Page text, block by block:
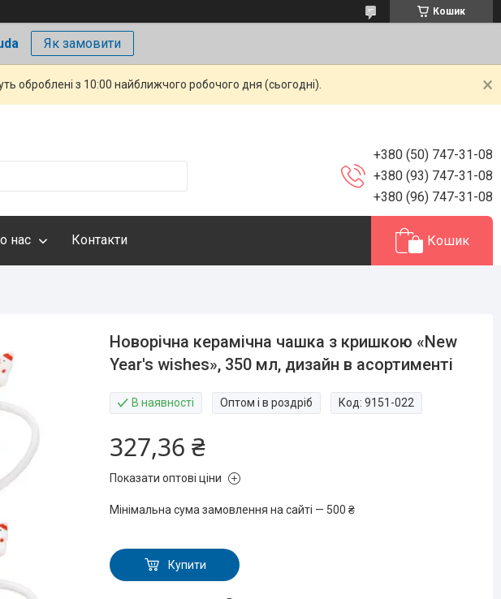
Кошик
Як замовити
оброблені з 10:00 найближчого робочого дня (сьогодні).
+380 (50) 747-31-08
+380 (93) 747-31-08
+380 (96) 747-31-08
нас Контакти Кошик
Новорічна керамічна чашка з кришкою «New
Year's wishes», 350 мл, дизайн в асортименті
В наявності Оптом і в роздріб Код:9151-022
327,36 ₴
Показати оптові ціни
Мінімальна сума замовлення на сайті — 500 ₴
Купити